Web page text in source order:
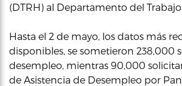
(DTRH) al Departamento del Trabajo
Hasta el 2 de mayo, los datos más
disponibles, se sometieron 238,000
desempleo, mientras 90,000
de Asistencia de Desempleo por